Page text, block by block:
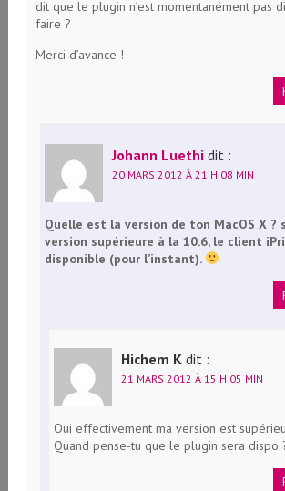
dit que le plugin n’est momentanément pas
faire ?
Merci d’avance !
Johann Luethi dit :
20 MARS 2012 À 21 H 08 MIN
Quelle est la version de ton MacOS X ?
version supérieure à la 10.6, le client
disponible (pour l’instant).
Hichem K dit :
21 MARS 2012 À 15 H 05 MIN
Oui effectivement ma version est
Quand pense-tu que le plugin sera dispo